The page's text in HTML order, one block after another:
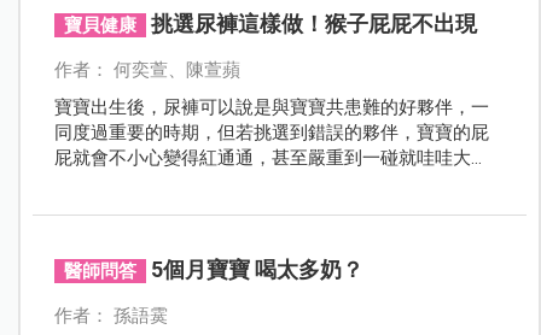
學童肥胖比率也高達 14.6% ( 男童 17.0%、女童 12.0%) ；
而國中生肥胖比率更有 16.9% ( 男生 20.0%、女生
13.4%)。
寶貝健康 挑選尿褲這樣做！猴子屁屁不出現
作者： 何奕萱、陳萱蘋
寶寶出生後，尿褲可以說是與寶寶共患難的好夥伴，一
同度過重要的時期，但若挑選到錯誤的夥伴，寶寶的屁
屁就會不小心變得紅通通，甚至嚴重到一碰就哇哇大
醫師問答 5個月寶寶 喝太多奶？
作者： 孫語霙